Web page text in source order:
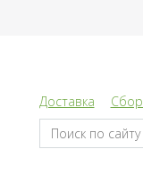
Доставка